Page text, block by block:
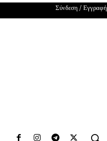
Σύνδεση / Εγγραφή